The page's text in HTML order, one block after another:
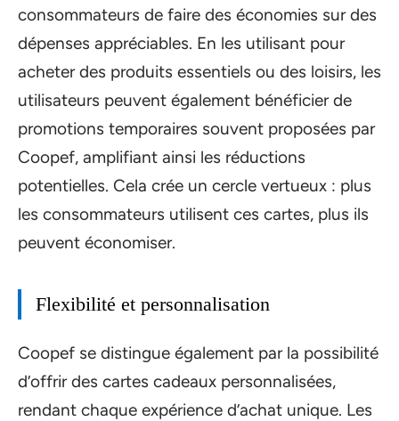
consommateurs de faire des économies sur des
dépenses appréciables. En les utilisant pour
acheter des produits essentiels ou des loisirs, les
utilisateurs peuvent également bénéficier de
promotions temporaires souvent proposées par
Coopef, amplifiant ainsi les réductions
potentielles. Cela crée un cercle vertueux : plus
les consommateurs utilisent ces cartes, plus ils
peuvent économiser.
Flexibilité et personnalisation
Coopef se distingue également par la possibilité
d’offrir des cartes cadeaux personnalisées,
rendant chaque expérience d’achat unique. Les